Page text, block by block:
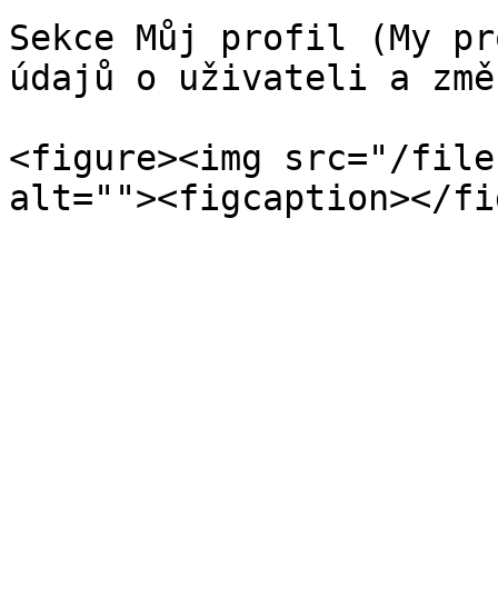
Sekce Můj profil (My
údajů o uživateli a
<figure><img src="/files/